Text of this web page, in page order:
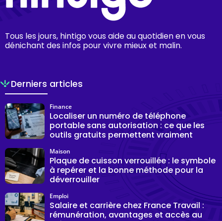
Tous les jours, hintigo vous aide au quotidien en vous
dénichant des infos pour vivre mieux et malin.
Derniers articles
Localiser un numéro de téléphone
portable sans autorisation : ce que les
outils gratuits permettent vraiment
Finance
Plaque de cuisson verrouillée : le symbole
à repérer et la bonne méthode pour la
déverrouiller
Maison
Salaire et carrière chez France Travail :
rémunération, avantages et accès au
Emploi